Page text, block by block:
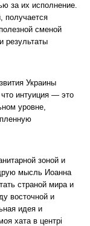
за их исполнение.
получается
сменой
результаты
Украины
интуиция — это
уровне,
зоной и
мысль Иоанна
страной мира и
восточной и
идея и
хата в центрі